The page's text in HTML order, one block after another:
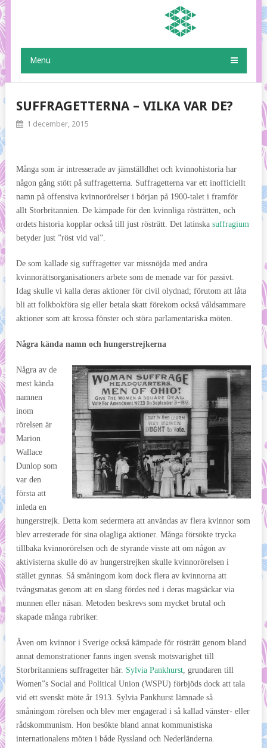
Menu
SUFFRAGETTERNA – VILKA VAR DE?
1 december, 2015
Många som är intresserade av jämställdhet och kvinnohistoria har
någon gång stött på suffragetterna. Suffragetterna var ett inofficiellt
namn på offensiva kvinnorörelser i början på 1900-talet i framför
allt Storbritannien. De kämpade för den kvinnliga rösträtten, och
ordets historia kopplar också till just rösträtt. Det latinska suffragium
betyder just ”röst vid val”.
De som kallade sig suffragetter var missnöjda med andra
kvinnorättsorganisationers arbete som de menade var för passivt.
Idag skulle vi kalla deras aktioner för civil olydnad; förutom att låta
bli att folkbokföra sig eller betala skatt förekom också våldsammare
aktioner som att krossa fönster och störa parlamentariska möten.
Några kända namn och hungerstrejkerna
Några av de
mest kända
namnen
inom
rörelsen är
Marion
Wallace
Dunlop som
var den
första att
inleda en
hungerstrejk. Detta kom sedermera att användas av flera kvinnor som
blev arresterade för sina olagliga aktioner. Många försökte trycka
tillbaka kvinnorörelsen och de styrande visste att om någon av
aktivisterna skulle dö av hungerstrejken skulle kvinnorörelsen i
stället gynnas. Så småningom kom dock flera av kvinnorna att
tvångsmatas genom att en slang fördes ned i deras magsäckar via
munnen eller näsan. Metoden beskrevs som mycket brutal och
skapade många rubriker.
Även om kvinnor i Sverige också kämpade för rösträtt genom bland
annat demonstrationer fanns ingen svensk motsvarighet till
Storbritanniens suffragetter här. Sylvia Pankhurst, grundaren till
Women”s Social and Political Union (WSPU) förbjöds dock att tala
vid ett svenskt möte år 1913. Sylvia Pankhurst lämnade så
småningom rörelsen och blev mer engagerad i så kallad vänster- eller
rådskommunism. Hon besökte bland annat kommunistiska
internationalens möten i både Ryssland och Nederländerna.